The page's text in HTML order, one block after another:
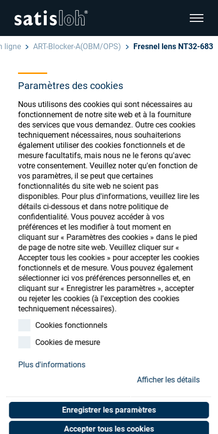
Paramètres des cookies
Nous utilisons des cookies qui sont nécessaires au
fonctionnement de notre site web et à la fourniture
des services que vous demandez. Outre ces cookies
techniquement nécessaires, nous souhaiterions
également utiliser des cookies fonctionnels et de
mesure facultatifs, mais nous ne le ferons qu'avec
votre consentement. Veuillez noter qu'en fonction de
vos paramètres, il se peut que certaines
fonctionnalités du site web ne soient pas
disponibles. Pour plus d'informations, veuillez lire les
détails ci-dessous et dans notre politique de
confidentialité. Vous pouvez accéder à vos
préférences et les modifier à tout moment en
cliquant sur « Paramètres des cookies » dans le pied
de page de notre site web. Veuillez cliquer sur «
Accepter tous les cookies » pour accepter les cookies
fonctionnels et de mesure. Vous pouvez également
sélectionner ici vos préférences personnelles et, en
cliquant sur « Enregistrer les paramètres », accepter
ou rejeter les cookies (à l'exception des cookies
techniquement nécessaires).
Cookies fonctionnels
Cookies de mesure
Plus d'informations
Afficher les détails
Enregistrer les paramètres
Accepter tous les cookies
afficher
Français
Ophtalmique
Optique de précision
Qui sommes-nous ?
Carrière
Ressources
Contact
Store
cacher la navigation de la page
English
Deutsch
Español
汉语
ligne ART-Blocker-A(OBM/OPS) Fresnel lens NT32-683
Magasin de
consommables
ophtalmiques
Enregistrez-vous ou connectez-vous pour
accéder à vos comptes et découvrir notre
large gamme de consommables ophtalmiques
S'enregistrer Login
Fresnel lens NT32-683
Art. No. 05055613
Shop now